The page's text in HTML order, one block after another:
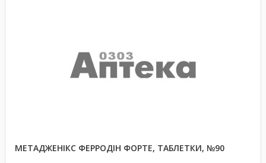
МЕТАДЖЕНІКС ФЕРРОДІН ФОРТЕ, ТАБЛЕТКИ, №90